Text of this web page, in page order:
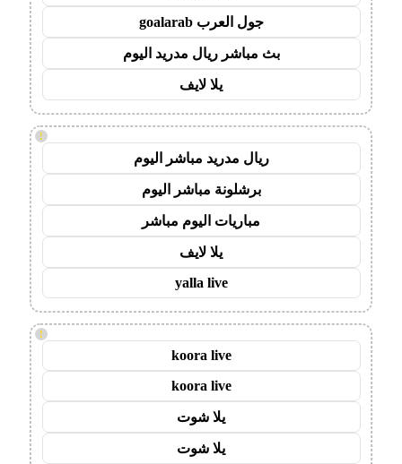
جول العرب goalarab
بث مباشر ريال مدريد اليوم
يلا لايف
!
ريال مدريد مباشر اليوم
برشلونة مباشر اليوم
مباريات اليوم مباشر
يلا لايف
yalla live
!
koora live
koora live
يلا شوت
يلا شوت